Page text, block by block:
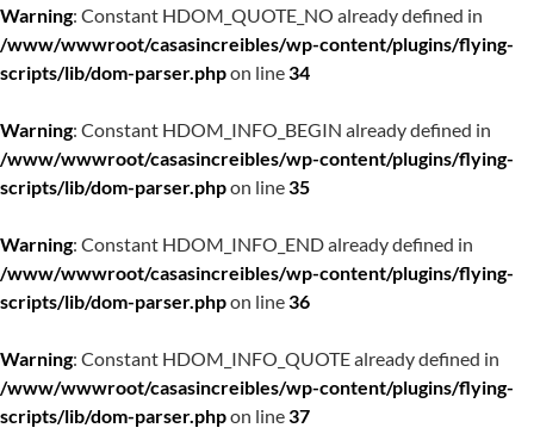
Warning: Constant HDOM_QUOTE_NO already defined in
/www/wwwroot/casasincreibles/wp-content/plugins/flying-
scripts/lib/dom-parser.phpon line34
Warning: Constant HDOM_INFO_BEGIN already defined in
/www/wwwroot/casasincreibles/wp-content/plugins/flying-
scripts/lib/dom-parser.phpon line35
Warning: Constant HDOM_INFO_END already defined in
/www/wwwroot/casasincreibles/wp-content/plugins/flying-
scripts/lib/dom-parser.phpon line36
Warning: Constant HDOM_INFO_QUOTE already defined in
/www/wwwroot/casasincreibles/wp-content/plugins/flying-
scripts/lib/dom-parser.phpon line37